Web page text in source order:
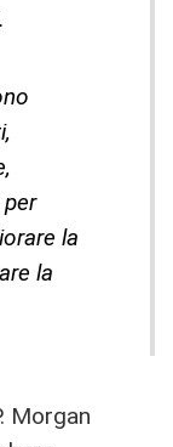
la
la
Morgan